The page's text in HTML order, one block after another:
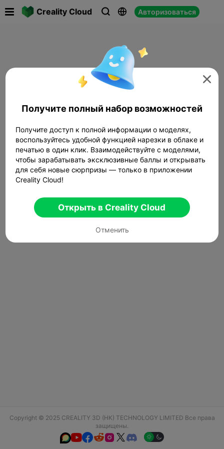
Creality Cloud   Авторизоваться
Copyright © 2025 CREALITY 3D (HK) TECHNOLOGY LIMITED Все права
защищены.
  

Получите полный набор возможностей
Получите доступ к полной информации о моделях,
воспользуйтесь удобной функцией нарезки в облаке и
печатью в один клик. Взаимодействуйте с моделями,
чтобы зарабатывать эксклюзивные баллы и открывать
для себя новые сюрпризы — только в приложении
Creality Cloud!
Открыть в Creality Cloud
Отменить